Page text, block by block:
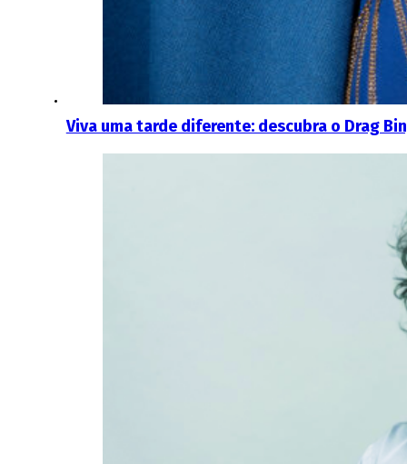
Viva uma tarde diferente: descubra o Drag